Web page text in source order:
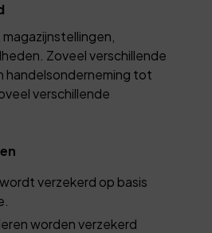
Zoveel verschillende
handelsonderneming tot
verschillende
verzekerd op basis
worden verzekerd